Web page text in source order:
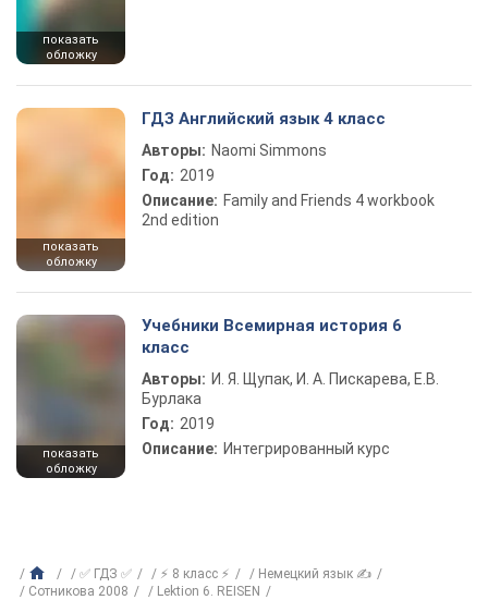
показать
обложку
показать
обложку
ГДЗ Английский язык 4 класс
Авторы: Naomi Simmons
Год: 2019
Описание: Family and Friends 4 workbook
2nd edition
показать
обложку
Учебники Всемирная история 6
класс
Авторы: И. Я. Щупак, И. А. Пискарева, Е.В.
Бурлака
Год: 2019
Описание: Интегрированный курс
✅ ГДЗ ✅ ⚡ 8 класс ⚡
Немецкий язык ✍
Сотникова 2008
Lektion 6. REISEN